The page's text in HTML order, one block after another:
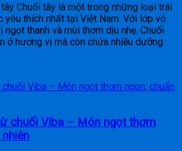
Chuối tây là một trong những loại trái
yêu thích nhất tại Việt Nam. Với lớp vỏ
ngọt thanh và mùi thơm dịu nhẹ. Chuối
ở hương vị mà còn chứa nhiều dưỡng
chuối Viba – Món ngọt thơm